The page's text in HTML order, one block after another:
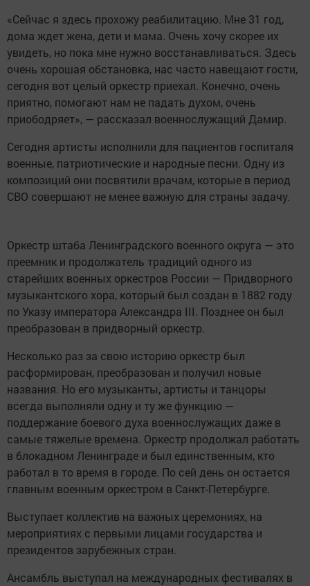
«Сейчас я здесь прохожу реабилитацию. Мне 31 год,
дома ждет жена, дети и мама. Очень хочу скорее их
увидеть, но пока мне нужно восстанавливаться. Здесь
очень хорошая обстановка, нас часто навещают гости,
сегодня вот целый оркестр приехал. Конечно, очень
приятно, помогают нам не падать духом, очень
приободряет», — рассказал военнослужащий Дамир.
Сегодня артисты исполнили для пациентов госпиталя
военные, патриотические и народные песни. Одну из
композиций они посвятили врачам, которые в период
СВО совершают не менее важную для страны задачу.
Оркестр штаба Ленинградского военного округа — это
преемник и продолжатель традиций одного из
старейших военных оркестров России — Придворного
музыкантского хора, который был создан в 1882 году
по Указу императора Александра III. Позднее он был
преобразован в придворный оркестр.
Несколько раз за свою историю оркестр был
расформирован, преобразован и получил новые
названия. Но его музыканты, артисты и танцоры
всегда выполняли одну и ту же функцию —
поддержание боевого духа военнослужащих даже в
самые тяжелые времена. Оркестр продолжал работать
в блокадном Ленинграде и был единственным, кто
работал в то время в городе. По сей день он остается
главным военным оркестром в Санкт-Петербурге.
Выступает коллектив на важных церемониях, на
мероприятиях с первыми лицами государства и
президентов зарубежных стран.
Ансамбль выступал на международных фестивалях в